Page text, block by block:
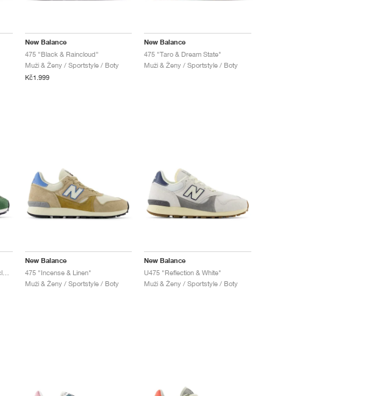
New Balance
475 "Black & Raincloud"
Muži & Ženy / Sportstyle / Boty
Kč1.999
New Balance
475 "Taro & Dream State"
Muži & Ženy / Sportstyle / Boty
475 "Dark Alpine Green & Raincloud"
New Balance
475 "Incense & Linen"
Muži & Ženy / Sportstyle / Boty
New Balance
U475 "Reflection & White"
Muži & Ženy / Sportstyle / Boty